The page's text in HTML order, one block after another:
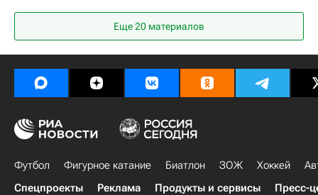
Франкфурт-на-Майне
Йонатан Буркардт
Санкт-Паули
Айнтрахт (Франкфурт)
Бундеслига
Еще 20 материалов
Футбол Фигурное катание Биатлон ЗОЖ Хоккей
Спецпроекты
Реклама Продукты и сервисы Пресс-